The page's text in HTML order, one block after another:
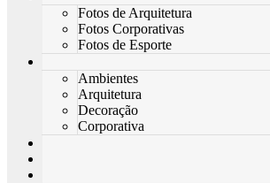
Fotos de Arquitetura
Fotos Corporativas
Fotos de Esporte
Ambientes
Arquitetura
Decoração
Corporativa